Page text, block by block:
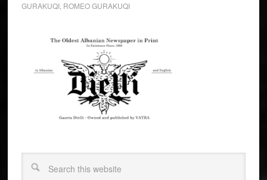
GURAKUQI, ROMEO GURAKUQI